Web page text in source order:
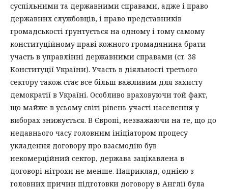
суспільними та державними справами, адже і право
державних службовців, і право представників
громадськості ґрунтується на одному і тому самому
конституційному праві кожного громадянина брати
участь в управлінні державними справами (ст. 38
Конституції України). Участь в діяльності третього
сектору також стає все більш важливим для захисту
демократії в Україні. Особливо враховуючи той факт,
що майже в усьому світі рівень участі населення у
виборах знижується. В Європі, незважаючи на те, що до
недавнього часу головним ініціатором процесу
укладення договору про взаємодію був
некомерційний сектор, держава зацікавлена в
договорі нітрохи не менше. Наприклад, однією з
головних причин підготовки договору в Англії була